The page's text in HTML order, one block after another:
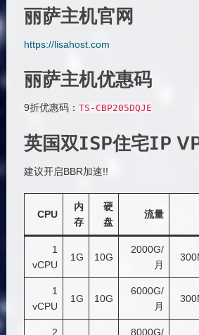
丽萨主机官网
https://lisahost.com
丽萨主机优惠码
9折优惠码： TS - CBP205DQJE
英国双ISP住宅IP
建议开启BBR加速!!
CPU
内
存
硬
盘
流量
1
vCPU
1G 10G
2000G/
月
1
vCPU
1G 10G
6000G/
月
2
8000G/